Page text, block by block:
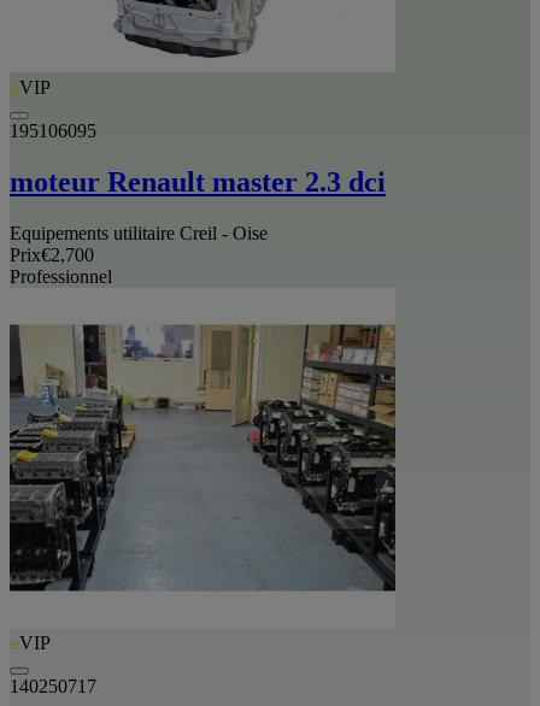
VIP
195106095
moteur Renault master 2.3 dci
Equipements utilitaire Creil - Oise
Prix€2,700
Professionnel
VIP
140250717